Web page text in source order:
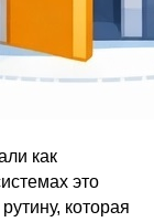
как
это
которая